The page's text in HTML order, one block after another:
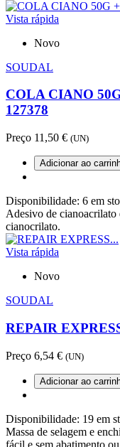
Vista rápida
Novo
SOUDAL
COLA CIANO
127378
Preço 11,50 € (UN)
Adicionar ao
Disponibilidade: 6 em
Adesivo de cianoacrilato
cianocrilato.
Vista rápida
Novo
SOUDAL
REPAIR
Preço 6,54 € (UN)
Adicionar ao
Disponibilidade: 19 em
Massa de selagem e
fácil e sem abatimento